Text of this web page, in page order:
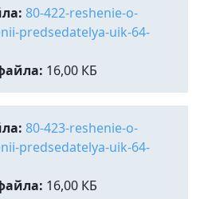
80-422-reshenie-o-
predsedatelya-uik-64-
16,00 КБ
80-423-reshenie-o-
predsedatelya-uik-64-
16,00 КБ